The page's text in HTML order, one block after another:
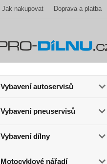
Jak nakupovat Doprava a platba
Vybavení autoservisů
Vybavení pneuservisů
Vybavení dílny
Motocyklové nářadí